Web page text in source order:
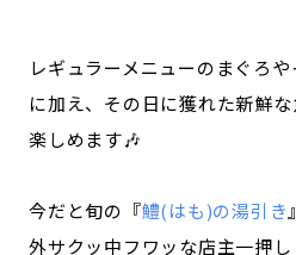
レギュラーメニューのまぐろ
に加え、その日に獲れた新鮮
楽しめます🎶
今だと旬の『鱧(はも)の湯引き
外サクッ中フワッな店主一押